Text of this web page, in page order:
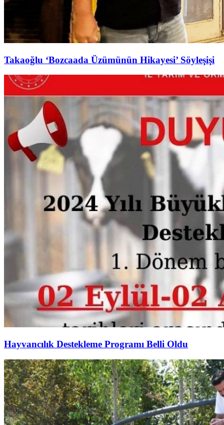
Takaoğlu ‘Bozcaada Üzümünün Hikayesi’ Söyleşişi
Hayvancılık Destekleme Programı Belli Oldu